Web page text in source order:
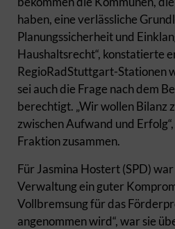
haben, eine verlässliche
Planungssicherheit und
Haushaltsrecht“, konstatierte
RegioRadStuttgart-Stationen
sei auch die Frage nach dem
berechtigt. „Wir wollen Bilanz
zwischen Aufwand und
Fraktion zusammen.
Für Jasmina Hostert (SPD)
Verwaltung ein guter
Vollbremsung für das
angenommen wird“, war sie